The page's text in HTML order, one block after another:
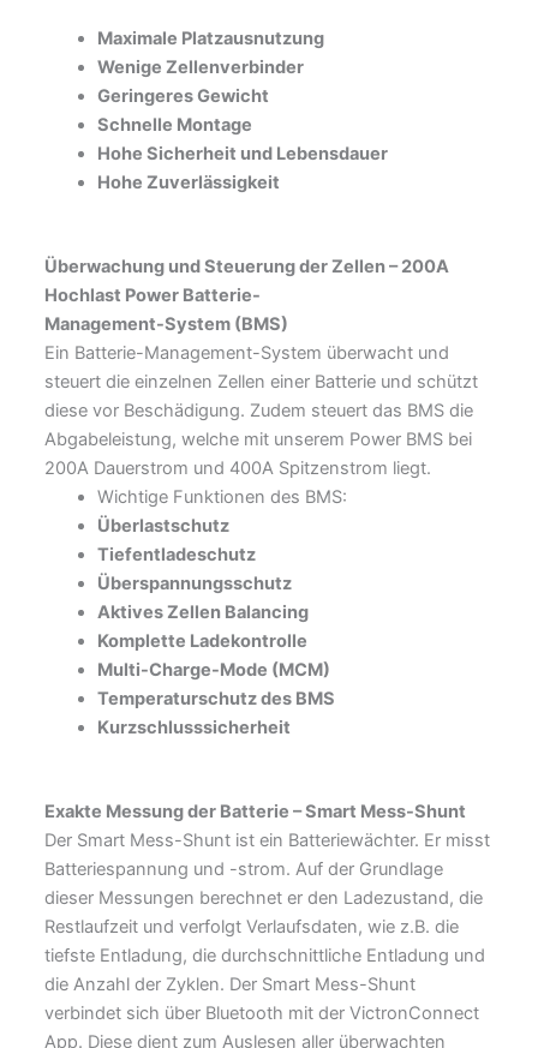
Maximale Platzausnutzung
Wenige Zellenverbinder
Geringeres Gewicht
Schnelle Montage
Hohe Sicherheit und Lebensdauer
Hohe Zuverlässigkeit
Überwachung und Steuerung der Zellen –200A
Hochlast Power Batterie-
Management-System (BMS)
Ein Batterie-Management-System überwacht und
steuert die einzelnen Zellen einer Batterie und schützt
diese vor Beschädigung. Zudem steuert das BMS die
Abgabeleistung, welche mit unserem Power BMS bei
200A Dauerstrom und 400A Spitzenstrom liegt.
Wichtige Funktionen des BMS:
Überlastschutz
Tiefentladeschutz
Überspannungsschutz
Aktives Zellen Balancing
Komplette Ladekontrolle
Multi-Charge-Mode (MCM)
Temperaturschutz des BMS
Kurzschlusssicherheit
Exakte Messung der Batterie –Smart Mess-Shunt
Der Smart Mess-Shunt ist ein Batteriewächter. Er misst
Batteriespannung und -strom. Auf der Grundlage
dieser Messungen berechnet er den Ladezustand, die
Restlaufzeit und verfolgt Verlaufsdaten, wie z.B. die
tiefste Entladung, die durchschnittliche Entladung und
die Anzahl der Zyklen. Der Smart Mess-Shunt
verbindet sich über Bluetooth mit der VictronConnect
App. Diese dient zum Auslesen aller überwachten